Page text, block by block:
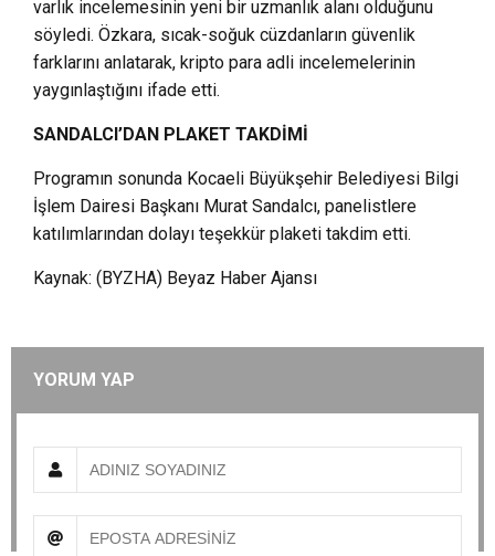
varlık incelemesinin yeni bir uzmanlık alanı olduğunu
söyledi. Özkara, sıcak-soğuk cüzdanların güvenlik
farklarını anlatarak, kripto para adli incelemelerinin
yaygınlaştığını ifade etti.
SANDALCI’DAN PLAKET TAKDİMİ
Programın sonunda Kocaeli Büyükşehir Belediyesi Bilgi
İşlem Dairesi Başkanı Murat Sandalcı, panelistlere
katılımlarından dolayı teşekkür plaketi takdim etti.
Kaynak: (BYZHA) Beyaz Haber Ajansı
YORUM YAP